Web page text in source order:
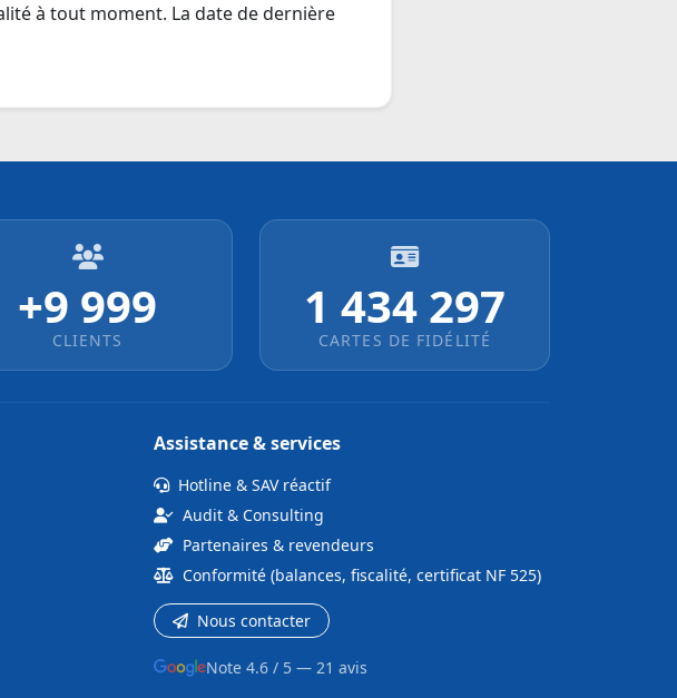
à tout moment. La date de dernière
+10 000
CLIENTS
1 434 298
CARTES DE FIDÉLITÉ
Assistance & services
Hotline & SAV réactif
Audit & Consulting
Partenaires & revendeurs
Conformité (balances, fiscalité, certificat NF 525)
Nous contacter
Note 4.6 / 5 — 21 avis